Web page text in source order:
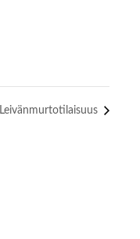
Leivänmurtotilaisuus